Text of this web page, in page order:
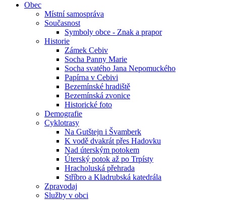
Obec
Místní samospráva
Současnost
Symboly obce - Znak a prapor
Historie
Zámek Cebiv
Socha Panny Marie
Socha svatého Jana Nepomuckého
Papírna v Cebivi
Bezemínské hradiště
Bezemínská zvonice
Historické foto
Demografie
Cyklotrasy
Na Gutštejn i Švamberk
K vodě dvakrát přes Hadovku
Nad úterským potokem
Úterský potok až po Trpísty
Hracholuská přehrada
Stříbro a Kladrubská katedrála
Zpravodaj
Služby v obci